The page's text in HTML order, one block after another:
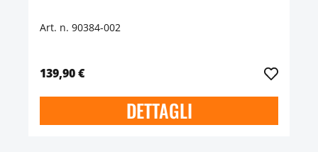
Art. n. 90384-002
139,90 €
DETTAGLI